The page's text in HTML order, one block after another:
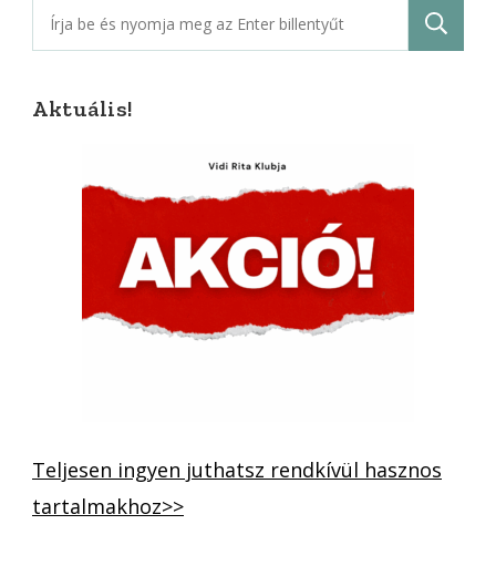
Keresés:
Aktuális!
Teljesen ingyen juthatsz rendkívül hasznos
tartalmakhoz>>